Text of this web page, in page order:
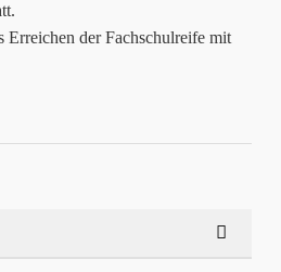
Erreichen der Fachschulreife mit